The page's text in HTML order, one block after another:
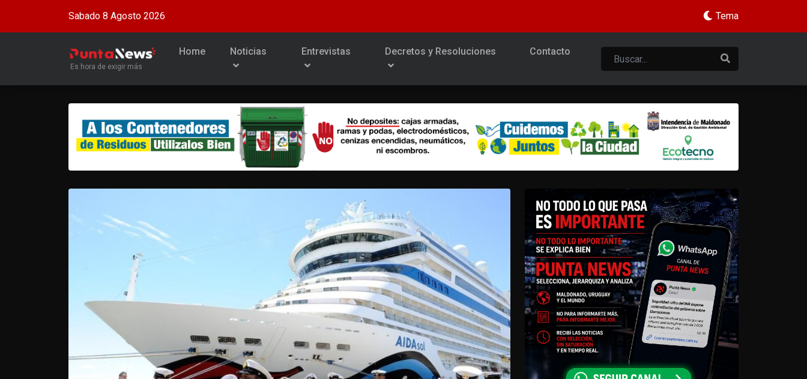
Sabado 8 Agosto 2026 Tema
Es hora de exigir más
Home Noticias Entrevistas Decretos y Resoluciones Contacto